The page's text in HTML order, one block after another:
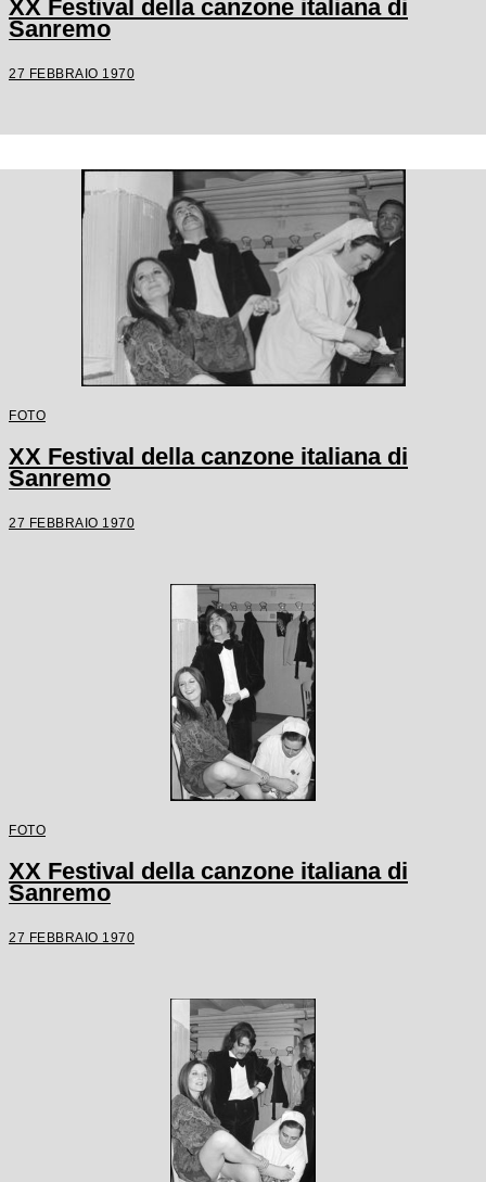
XX Festival della canzone italiana di
Sanremo
27 FEBBRAIO 1970
FOTO
XX Festival della canzone italiana di
Sanremo
27 FEBBRAIO 1970
FOTO
XX Festival della canzone italiana di
Sanremo
27 FEBBRAIO 1970